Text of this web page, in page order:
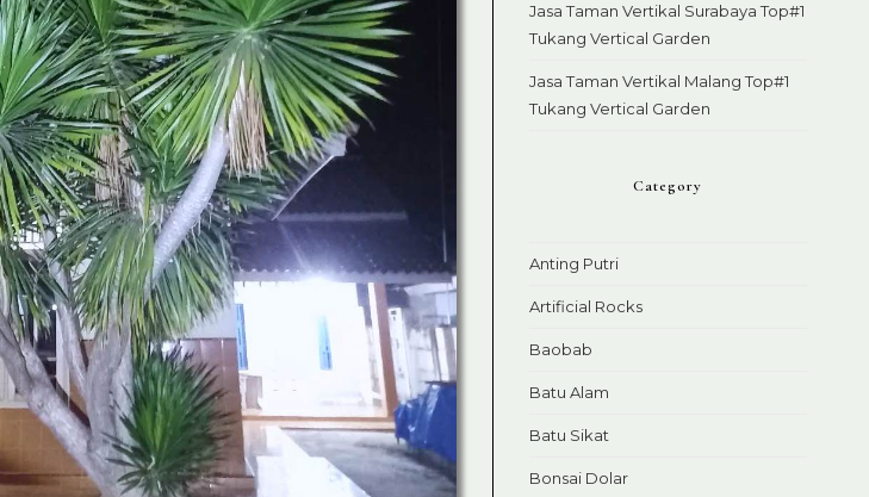
Jasa Taman Vertikal Surabaya Top#1
Tukang Vertical Garden
Jasa Taman Vertikal Malang Top#1
Tukang Vertical Garden
Category
Anting Putri
Artificial Rocks
Baobab
Batu Alam
Batu Sikat
Bonsai Dolar